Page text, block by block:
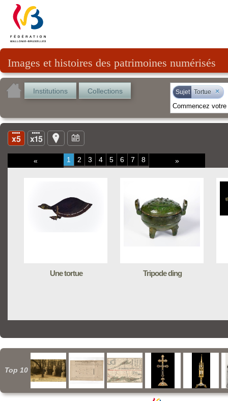
Images et histoires des patrimoines numérisés
Institutions Collections Sujet Tortue ×
« 1 2 3 4 5 6 7 8 »
Une tortue Tripode ding
Top 10